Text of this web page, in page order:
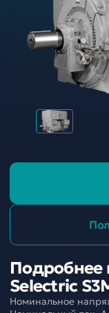
Подробнее
Selectric
Номинальное